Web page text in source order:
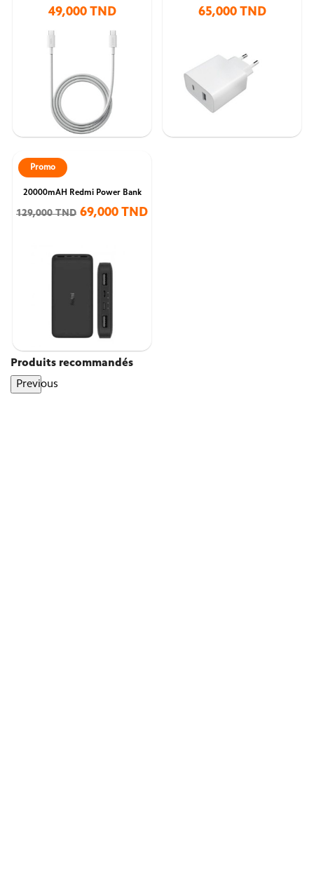
49,000 TND 65,000 TND
20000mAH Redmi Power Bank
129,000 TND 69,000 TND
Promo
Produits recommandés
Previous